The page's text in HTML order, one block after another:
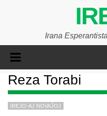
Irana
Reza Torabi
IREJO-AJ NOVAĴOJ